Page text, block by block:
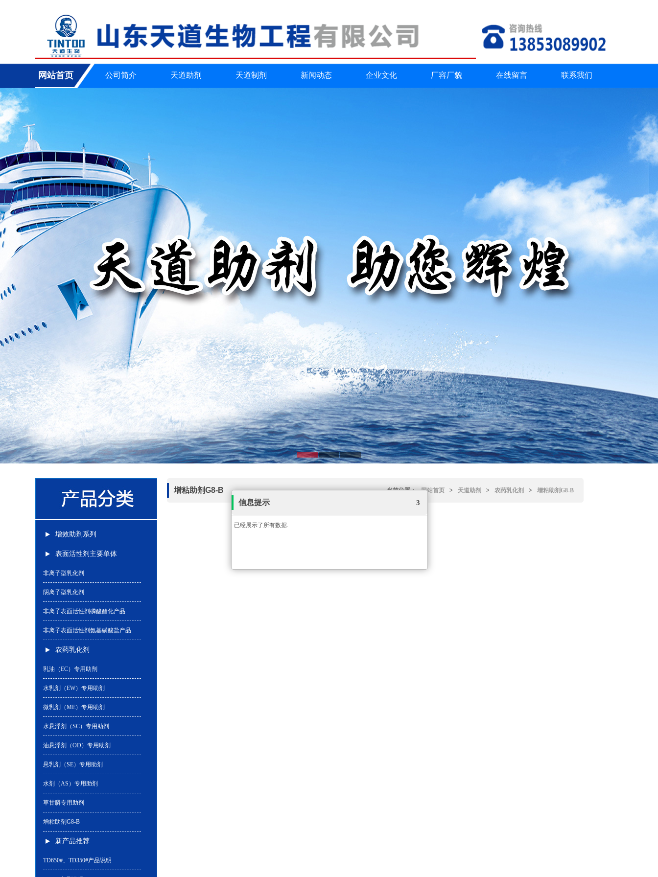
网站首页 公司简介 天道助剂 天道制剂 新闻动态 企业文化 厂容厂貌 在线留言 联系我们
增效助剂系列
表面活性剂主要单体
非离子型乳化剂
阴离子型乳化剂
非离子表面活性剂磷酸酯化产品
非离子表面活性剂氨基磺酸盐产品
农药乳化剂
乳油（EC）专用助剂
水乳剂（EW）专用助剂
微乳剂（ME）专用助剂
水悬浮剂（SC）专用助剂
油悬浮剂（OD）专用助剂
悬乳剂（SE）专用助剂
水剂（AS）专用助剂
草甘膦专用助剂
增粘助剂G8-B
新产品推荐
TD650#、TD350#产品说明
增粘助剂G8-B 增粘助剂G8-B
>
农药乳化剂
>
天道助剂
>
网站首页
当前位置：
信息提示 2
已经展示了所有数据.